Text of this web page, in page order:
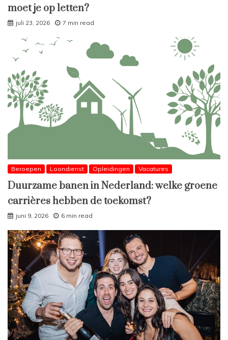
moet je op letten?
juli 23, 2026 7 min read
Beroepen Loondienst Opleidingen Vacatures
Duurzame banen in Nederland: welke groene
carrières hebben de toekomst?
juni 9, 2026 6 min read